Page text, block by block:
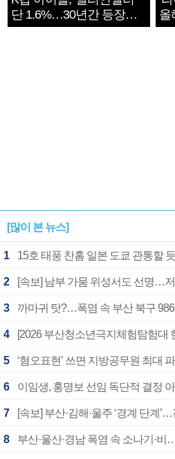
단 1.6%…30년간 등장
1182개팀 전수조사
올
확
[많이 본 뉴스]
1 15호 태풍 찬홈 일본 도쿄 관통할
2 [속보] 남부 가뭄 위성서도 선명…
3 까마귀 탓?…폭염 속 부산 북구
4
5 ‘혐오표현’ 쓰면 지방공무원 최대
6 이임생, 홍명보 선임 독단적 결정
7 [속보] 부산·김해·울주 ‘경계 단계
8 부산·울산·경남 폭염 속 소나기·